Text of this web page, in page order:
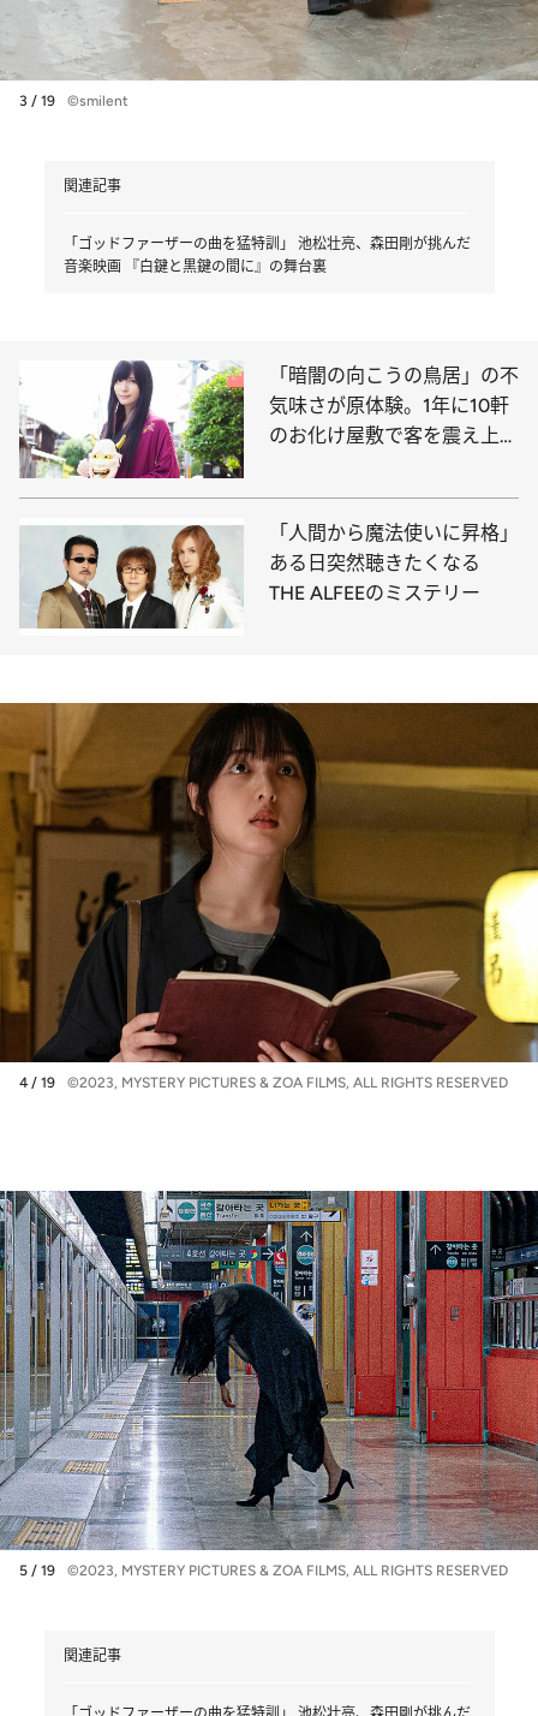
3 / 19 ©smilent
関連記事
「ゴッドファーザーの曲を猛特訓」 池松壮亮、森田剛が挑んだ
音楽映画 『白鍵と黒鍵の間に』の舞台裏
「暗闇の向こうの鳥居」の不
気味さが原体験。1年に10軒
のお化け屋敷で客を震え上が
「人間から魔法使いに昇格」
ある日突然聴きたくなる
THE ALFEEのミステリー
4 / 19 ©2023, MYSTERY PICTURES & ZOA FILMS, ALL RIGHTS RESERVED
5 / 19 ©2023, MYSTERY PICTURES & ZOA FILMS, ALL RIGHTS RESERVED
関連記事